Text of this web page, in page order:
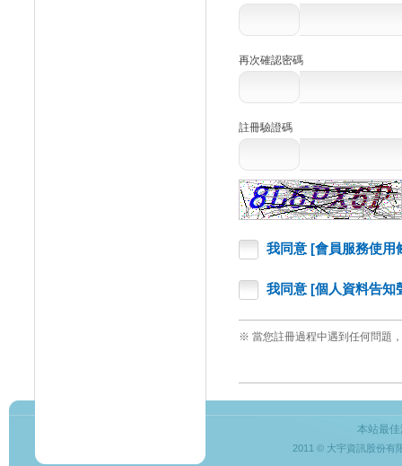
再次確認密碼
註冊驗證碼
我同意 [會員服務使
我同意 [個人資料告
※ 當您註冊過程中遇到任何問題
本站最
2011 © 大宇資訊股份有